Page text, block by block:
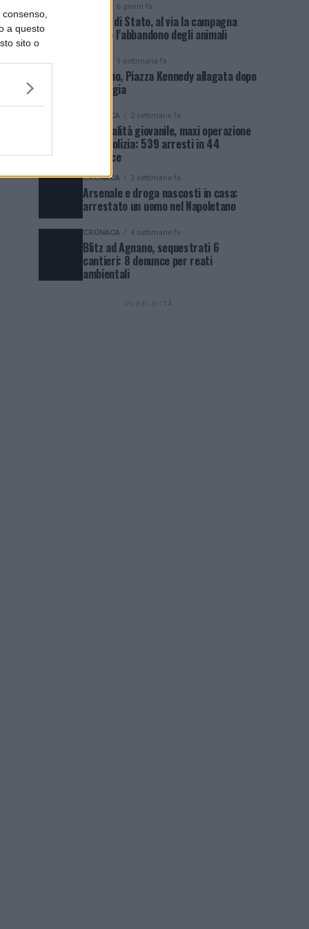
a questo
sito o
6 giorni fa
Polizia di Stato, al via la campagna
contro l’abbandono degli animali
1 settimana fa
Qualiano, Piazza Kennedy allagata dopo
la pioggia
CRONACA 2 settimane fa
Criminalità giovanile, maxi operazione
della Polizia: 539 arresti in 44
province
CRONACA 3 settimane fa
Arsenale e droga nascosti in casa:
arrestato un uomo nel Napoletano
CRONACA 4 settimane fa
Blitz ad Agnano, sequestrati 6
cantieri: 8 denunce per reati
ambientali
PUBBLICITÀ